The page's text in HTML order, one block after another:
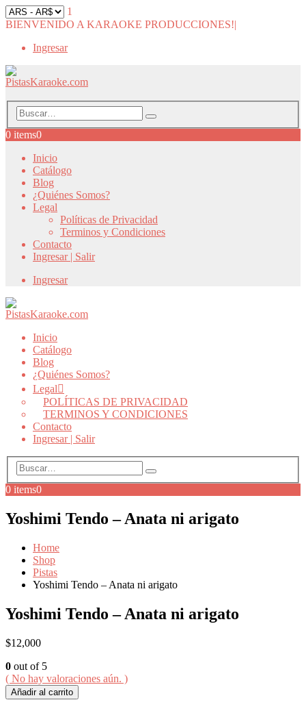
1
BIENVENIDO A KARAOKE PRODUCCIONES!|
Ingresar
0 items0
Inicio
Catálogo
Blog
¿Quiénes Somos?
Legal
Políticas de Privacidad
Terminos y Condiciones
Contacto
Ingresar | Salir
Ingresar
Inicio
Catálogo
Blog
¿Quiénes Somos?
Legal
POLÍTICAS DE PRIVACIDAD
TERMINOS Y CONDICIONES
Contacto
Ingresar | Salir
0 items0
Yoshimi Tendo – Anata ni arigato
Home
Shop
Pistas
Yoshimi Tendo – Anata ni arigato
Yoshimi Tendo – Anata ni arigato
$12,000
0 out of 5
( No hay valoraciones aún. )
Añadir al carrito